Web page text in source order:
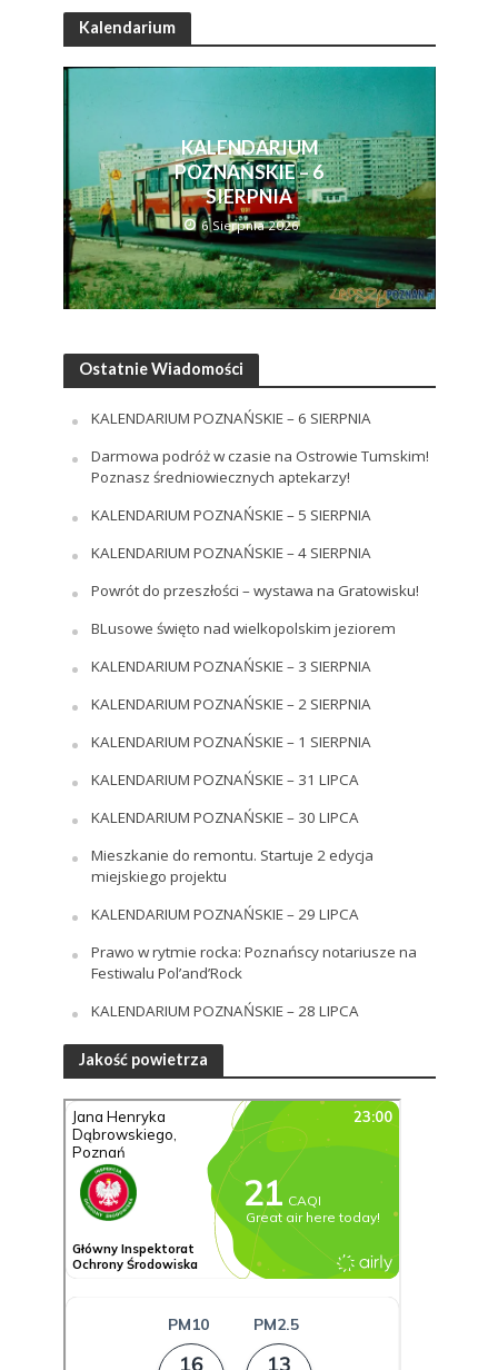
Kalendarium
KALENDARIUM
POZNAŃSKIE – 6
SIERPNIA
6 Sierpnia 2026
Ostatnie Wiadomości
KALENDARIUM POZNAŃSKIE – 6 SIERPNIA
Darmowa podróż w czasie na Ostrowie Tumskim!
Poznasz średniowiecznych aptekarzy!
KALENDARIUM POZNAŃSKIE – 5 SIERPNIA
KALENDARIUM POZNAŃSKIE – 4 SIERPNIA
Powrót do przeszłości – wystawa na Gratowisku!
BLusowe święto nad wielkopolskim jeziorem
KALENDARIUM POZNAŃSKIE – 3 SIERPNIA
KALENDARIUM POZNAŃSKIE – 2 SIERPNIA
KALENDARIUM POZNAŃSKIE – 1 SIERPNIA
KALENDARIUM POZNAŃSKIE – 31 LIPCA
KALENDARIUM POZNAŃSKIE – 30 LIPCA
Mieszkanie do remontu. Startuje 2 edycja
miejskiego projektu
KALENDARIUM POZNAŃSKIE – 29 LIPCA
Prawo w rytmie rocka: Poznańscy notariusze na
Festiwalu Pol’and’Rock
KALENDARIUM POZNAŃSKIE – 28 LIPCA
Jakość powietrza